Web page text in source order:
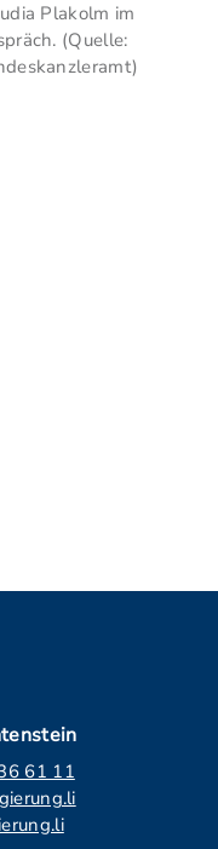
Plakolm im
(Quelle:
61 11